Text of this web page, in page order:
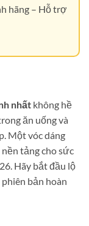
hãng – Hỗ trợ
nhất không hề
ăn uống và
Một vóc dáng
tảng cho sức
Hãy bắt đầu lộ
bản hoàn